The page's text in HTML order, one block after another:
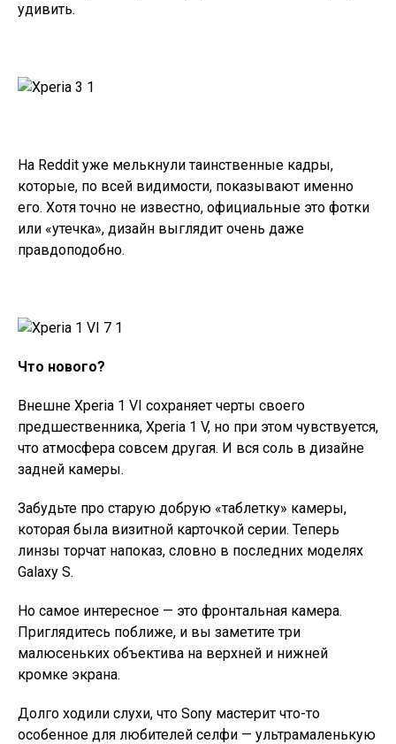
удивить.
На Reddit уже мелькнули таинственные кадры,
которые, по всей видимости, показывают именно
его. Хотя точно не известно, официальные это фотки
или «утечка», дизайн выглядит очень даже
правдоподобно.
Что нового?
Внешне Xperia 1 VI сохраняет черты своего
предшественника, Xperia 1 V, но при этом чувствуется,
что атмосфера совсем другая. И вся соль в дизайне
задней камеры.
Забудьте про старую добрую «таблетку» камеры,
которая была визитной карточкой серии. Теперь
линзы торчат напоказ, словно в последних моделях
Galaxy S.
Но самое интересное — это фронтальная камера.
Приглядитесь поближе, и вы заметите три
малюсеньких объектива на верхней и нижней
кромке экрана.
Долго ходили слухи, что Sony мастерит что-то
особенное для любителей селфи — ультрамаленькую